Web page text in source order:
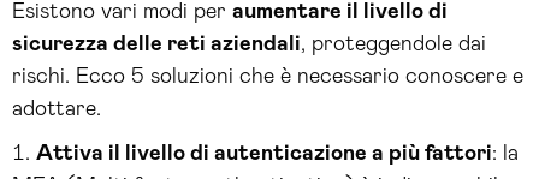
Esistono vari modi per aumentare il livello di
sicurezza delle reti aziendali, proteggendole dai
rischi. Ecco 5 soluzioni che è necessario conoscere e
adottare.
Attiva il livello di autenticazione a più fattori: la